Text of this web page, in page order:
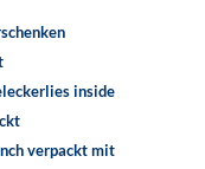
inside
verpackt mit